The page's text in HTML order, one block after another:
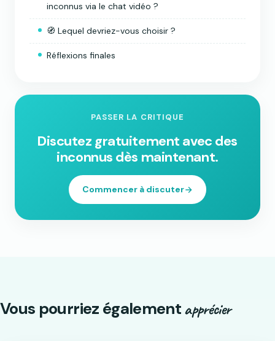
inconnus via le chat vidéo ?
🧭 Lequel devriez-vous choisir ?
Réflexions finales
PASSER LA CRITIQUE
Discutez gratuitement avec des
inconnus dès maintenant.
Commencer à discuter
Vous pourriez égalementapprécier